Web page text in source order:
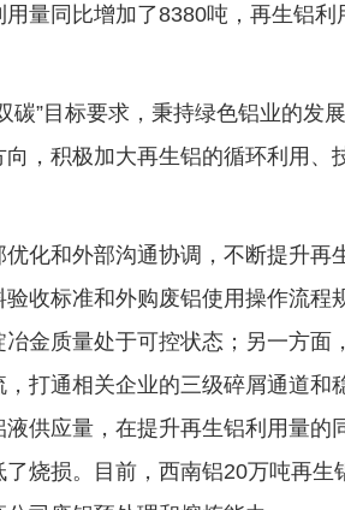
量同比增加了8380吨，再生铝利
碳”目标要求，秉持绿色铝业的发
，积极加大再生铝的循环利用、
化和外部沟通协调，不断提升再
收标准和外购废铝使用操作流程
金质量处于可控状态；另一方面
打通相关企业的三级碎屑通道和
供应量，在提升再生铝利用量的
烧损。目前，西南铝20万吨再生